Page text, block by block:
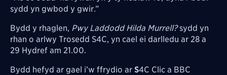
sydd yn gwbod y gwir.”
Bydd y rhaglen, Pwy Laddodd Hilda Murrell?sydd yn
rhan o arlwy Trosedd S4C, yn cael ei darlledu ar 28 a
29 Hydref am 21.00.
Bydd hefyd ar gael i’w ffrydio ar S4C Clic a BBC